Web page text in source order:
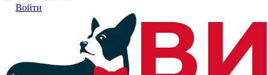
Войти